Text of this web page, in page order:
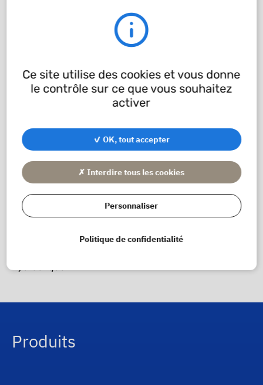
standard ou spécifiques. Les engins de TP tels que les
tracteurs, pelleteuse ou tractopelle. On les retrouve
aussi dans les machines agricoles comme les
Produits
Ce site utilise des cookies et vous donne
le contrôle sur ce que vous souhaitez
activer
✓ OK, tout accepter
✗ Interdire tous les cookies
Personnaliser
Politique de confidentialité